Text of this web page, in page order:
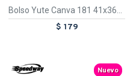
Bolso Yute Canva 181 41x36x15cm Amarillo
$ 179
Nuevo
TEXTTRANSPARENTE